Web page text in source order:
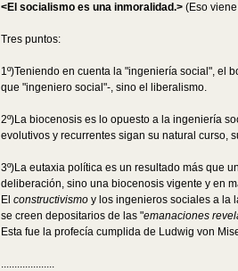
<El socialismo es una inmoralidad.> (Eso
Tres puntos:
1º)Teniendo en cuenta la "ingeniería social", el
que "ingeniero social"-, sino el liberalismo.
2º)La biocenosis es lo opuesto a la ingeniería
evolutivos y recurrentes sigan su natural curso,
3º)La eutaxia política es un resultado más que
deliberación, sino una biocenosis vigente y en
El constructivismo y los ingenieros sociales a la
se creen depositarios de las "emanaciones
Esta fue la profecía cumplida de Ludwig von
....................